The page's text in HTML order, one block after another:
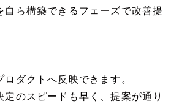
ら構築できるフェーズで改善提
ダクトへ反映できます。
のスピードも早く、提案が通り